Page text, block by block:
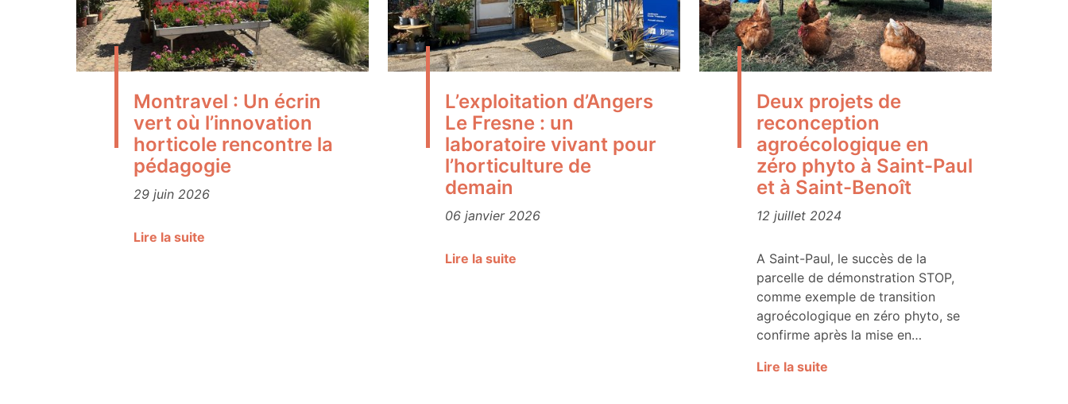
Montravel : Un écrin
vert où l’innovation
horticole rencontre la
pédagogie
29 juin 2026
Lire la suite
L’exploitation d’Angers
Le Fresne : un
laboratoire vivant pour
l’horticulture de
demain
06 janvier 2026
Lire la suite
Deux projets de
reconception
agroécologique en
zéro phyto à Saint-Paul
et à Saint-Benoît
12 juillet 2024
A Saint-Paul, le succès de la
parcelle de démonstration STOP,
comme exemple de transition
agroécologique en zéro phyto, se
confirme après la mise en…
Lire la suite